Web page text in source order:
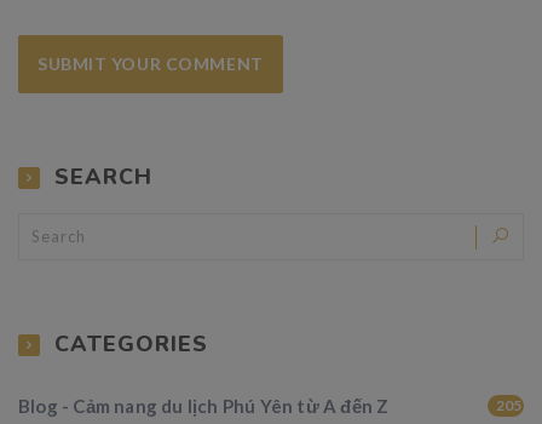
SEARCH
CATEGORIES
Blog - Cảm nang du lịch Phú Yên từ A đến Z 205